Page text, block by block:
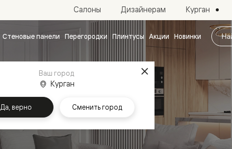
Поиск
по
сайту
Стеновые панели Перегородки Плинтусы Акции Новинки
Салоны Дизайнерам Курган
Ваш город
Курган
Да, верно Сменить город